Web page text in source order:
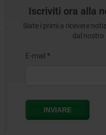
Iscriviti ora alla
Siate i primi a ricevere
dal nostro